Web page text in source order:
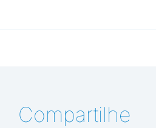
Compartilhe